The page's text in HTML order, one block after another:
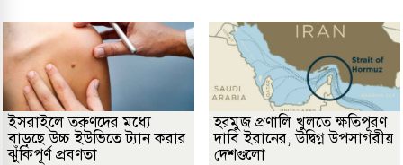
ইসরাইলে তরুণদের মধ্যে
বাড়ছে উচ্চ ইউভিতে ট্যান করার
ঝুঁকিপূর্ণ প্রবণতা
হরমুজ প্রণালি খুলতে ক্ষতিপূরণ
দাবি ইরানের, উদ্বিগ্ন উপসাগরীয়
দেশগুলো